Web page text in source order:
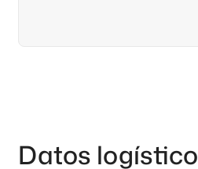
Datos